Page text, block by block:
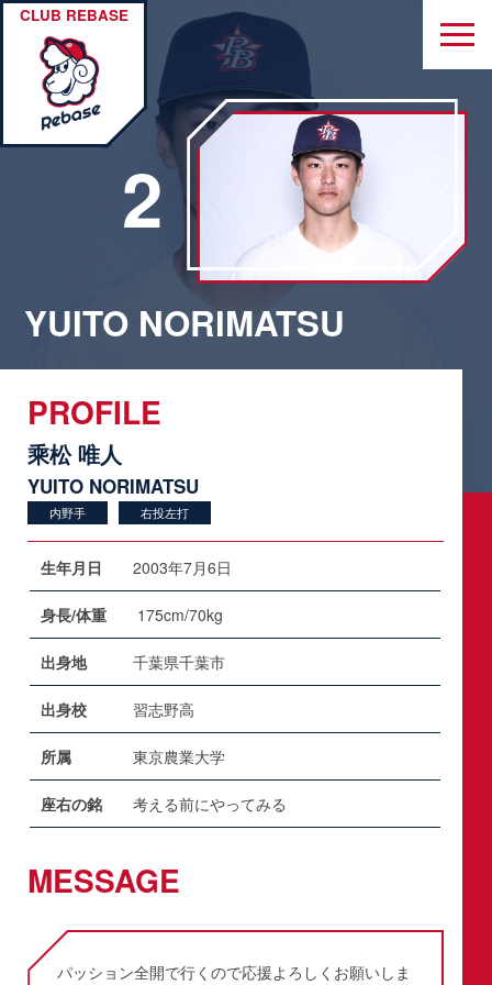
CLUB REBASE
2
YUITO NORIMATSU
PROFILE
乘松 唯人
YUITO NORIMATSU
内野手 右投左打
生年月日 2003年7月6日
身長/体重 175cm/70kg
出身地 千葉県千葉市
出身校 習志野高
所属 東京農業大学
座右の銘 考える前にやってみる
MESSAGE
パッション全開で行くので応援よろしくお願いしま